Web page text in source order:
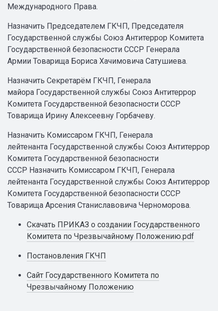
Международного Права.
Назначить Председателем ГКЧП, Председателя
Государственной службы Союз Антитеррор Комитета
Государственной безопасности СССР Генерала
Армии Товарища Бориса Хачимовича Сатушиева.
Назначить Секретарём ГКЧП, Генерала
майора Государственной службы Союз Антитеррор
Комитета Государственной безопасности СССР
Товарища Ирину Алексеевну Горбачеву.
Назначить Комиссаром ГКЧП, Генерала
лейтенанта Государственной службы Союз Антитеррор
Комитета Государственной безопасности
СССР Назначить Комиссаром ГКЧП, Генерала
лейтенанта Государственной службы Союз Антитеррор
Комитета Государственной безопасности СССР
Товарища Арсения Станиславовича Черноморова.
Скачать ПРИКАЗ о создании Государственного
Комитета по Чрезвычайному Положению.pdf
Постановления ГКЧП
Сайт Государственного Комитета по
Чрезвычайному Положению